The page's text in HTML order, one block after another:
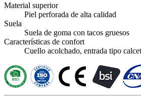
Material superior
Piel perforada de alta calidad
Suela
Suela de goma con tacos gruesos
Características de confort
Cuello acolchado, entrada tipo